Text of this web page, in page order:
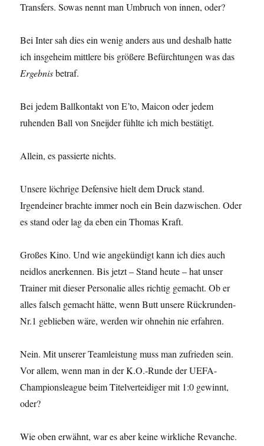
Transfers. Sowas nennt man Umbruch von innen, oder?
Bei Inter sah dies ein wenig anders aus und deshalb hatte
ich insgeheim mittlere bis größere Befürchtungen was das
Ergebnisbetraf.
Bei jedem Ballkontakt von E’to, Maicon oder jedem
ruhenden Ball von Sneijder fühlte ich mich bestätigt.
Allein, es passierte nichts.
Unsere löchrige Defensive hielt dem Druck stand.
Irgendeiner brachte immer noch ein Bein dazwischen. Oder
es stand oder lag da eben ein Thomas Kraft.
Großes Kino. Und wie angekündigt kann ich dies auch
neidlos anerkennen. Bis jetzt – Stand heute – hat unser
Trainer mit dieser Personalie alles richtig gemacht. Ob er
alles falsch gemacht hätte, wenn Butt unsere Rückrunden-
Nr.1 geblieben wäre, werden wir ohnehin nie erfahren.
Nein. Mit unserer Teamleistung muss man zufrieden sein.
Vor allem, wenn man in der K.O.-Runde der UEFA-
Championsleague beim Titelverteidiger mit 1:0 gewinnt,
oder?
Wie oben erwähnt, war es aber keine wirkliche Revanche.